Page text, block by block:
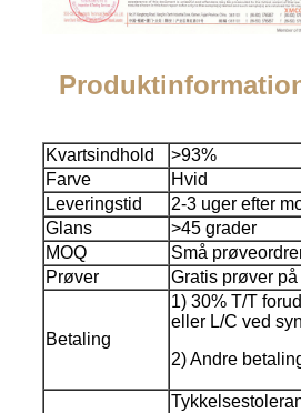
Kvartsindhold
>93%
Farve
Hvid
Leveringstid
2-3 uger efter
Glans
>45 grader
MOQ
Små
Prøver
Gratis prøver
Betaling
1) 30% T/T
eller L/C ved
2) Andre